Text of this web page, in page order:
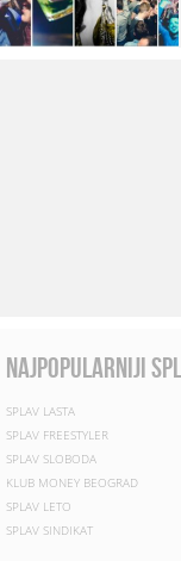
najpopularniji
SPLAV LASTA
SPLAV FREESTYLER
SPLAV SLOBODA
KLUB MONEY BEOGRAD
SPLAV LETO
SPLAV SINDIKAT